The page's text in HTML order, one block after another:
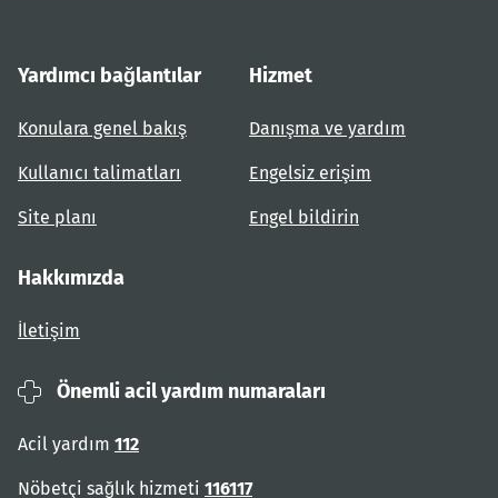
Yardımcı bağlantılar
Konulara genel bakış
Kullanıcı talimatları
Site planı
Hizmet
Danışma ve yardım
Engelsiz erişim
Engel bildirin
Hakkımızda
İletişim
Önemli acil yardım numaraları
Acil yardım 112
Nöbetçi sağlık hizmeti 116117